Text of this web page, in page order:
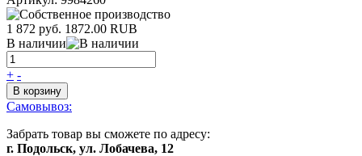
1 872 руб. 1872.00 RUB
В наличии
+ -
В корзину
Самовывоз:
Забрать товар вы сможете по адресу:
г. Подольск, ул. Лобачева, 12